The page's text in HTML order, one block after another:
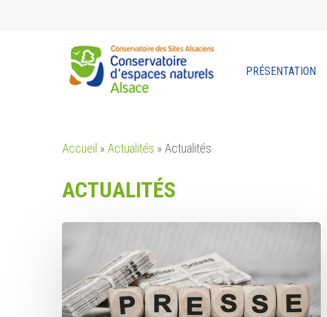
PRÉSENTATION
Accueil » Actualités » Actualités
ACTUALITÉS